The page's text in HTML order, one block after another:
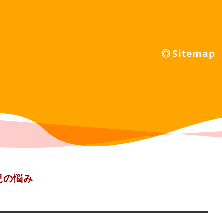
Sitemap
悩み